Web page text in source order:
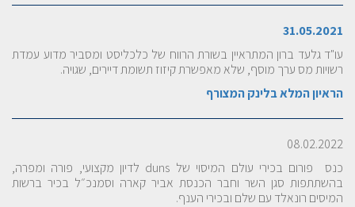
31.05.2021
עו"ד גלעד ברון המתראיין בשורת הרווח של כלכליסט ומסביר מדוע עמדת
רשויות מס ערך מוסף, שלא מאפשרת קיזוז תשומת דיירים, שגויה.
הראיון המלא בלינק המצורף
08.02.2022
כנס פורום בכירי עולם המיסוי של duns לדיון מקצועי, פורה ומפרה,
בהשתתפות סגן השר וחבר הכנסת אביר קארה וסמנכ״ל בכיר ברשות
המיסים רונאלד עם שלם ובכירי הענף.